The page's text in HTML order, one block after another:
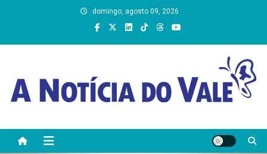
domingo, agosto 09, 2026